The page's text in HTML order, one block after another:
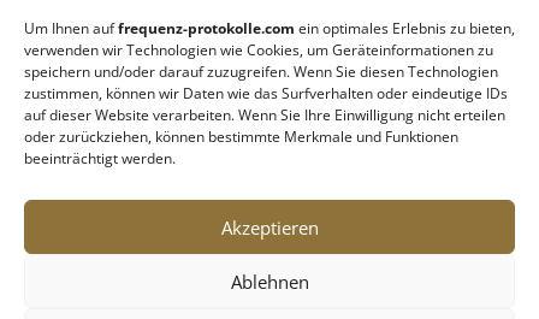
Um Ihnen auffrequenz-protokolle.com ein optimales Erlebnis zu bieten,
verwenden wir Technologien wie Cookies, um Geräteinformationen zu
speichern und/oder darauf zuzugreifen. Wenn Sie diesen Technologien
zustimmen, können wir Daten wie das Surfverhalten oder eindeutige IDs
auf dieser Website verarbeiten. Wenn Sie Ihre Einwilligung nicht erteilen
oder zurückziehen, können bestimmte Merkmale und Funktionen
beeinträchtigt werden.
Akzeptieren
Ablehnen
Dr. Hulda Clark
Robert C. Beck
Georges Lakhovsky
verwandte Pioniere
Datenschutz
Cookie-Richtlinie|AGB's